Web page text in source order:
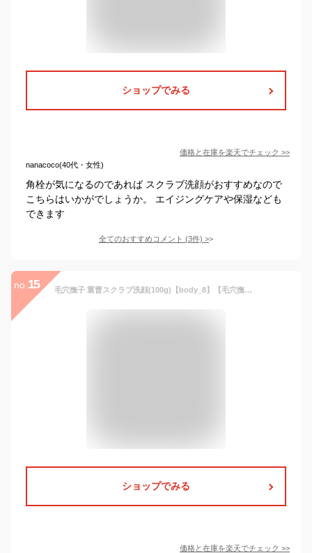
ショップでみる
価格と在庫を楽天でチェック >>
nanacoco(40代・女性)
角栓が気になるのであれば スクラブ洗顔がおすすめなので
こちらはいかがでしょうか。 エイジングケアや保湿なども
できます
全てのおすすめコメント (3件) >
no. 15 毛穴撫子 重曹スクラブ洗顔(100g)【body_8】【毛穴撫子】[毛穴 角栓 小鼻 洗顔 しっとり パウダータイプ]
ショップでみる
価格と在庫を楽天でチェック >>